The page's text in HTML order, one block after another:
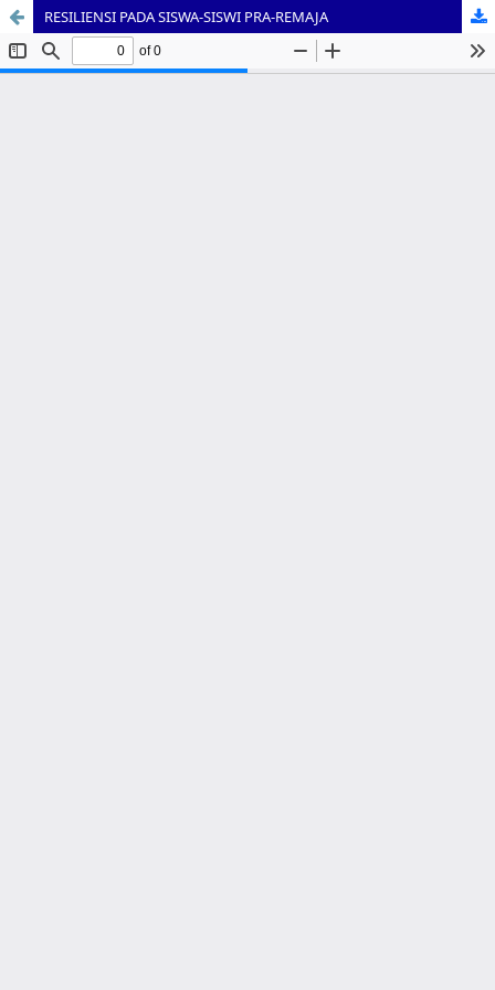
RESILIENSI PADA SISWA-SISWI PRA-REMAJA